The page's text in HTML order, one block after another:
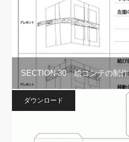
SECTION-30 絵コンテの制作
ダウンロード